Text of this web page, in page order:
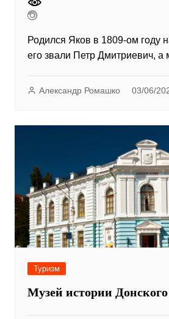
Родился Яков в 1809-ом году
его звали Петр Дмитриевич, а
Александр Ромашко 03/06/
Туризм
Музей истории Донского